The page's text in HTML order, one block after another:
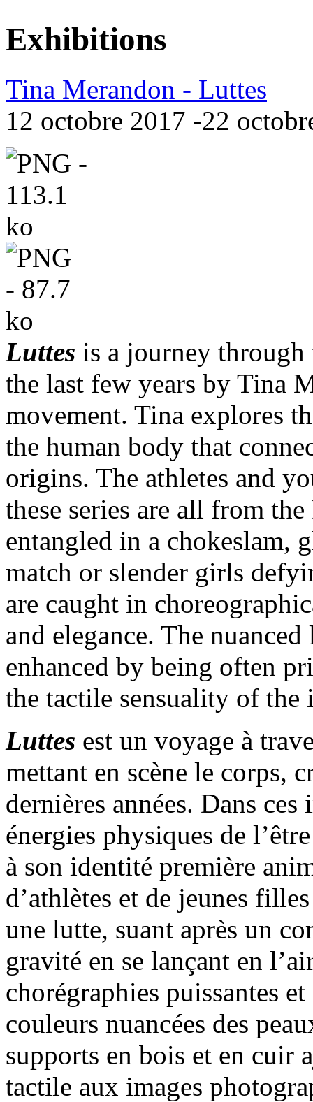
Exhibitions
Tina Merandon - Luttes
12 octobre 2017 -22
Luttes is a journey through
the last few years by Tina
movement. Tina explores
the human body that
origins. The athletes and
these series are all from
entangled in a chokeslam,
match or slender girls
are caught in
and elegance. The
enhanced by being often
the tactile sensuality of the
Luttes est un voyage à
mettant en scène le corps,
dernières années. Dans
énergies physiques de
à son identité première
d’athlètes et de jeunes
une lutte, suant après un
gravité en se lançant en
chorégraphies puissantes
couleurs nuancées des
supports en bois et en cuir
tactile aux images